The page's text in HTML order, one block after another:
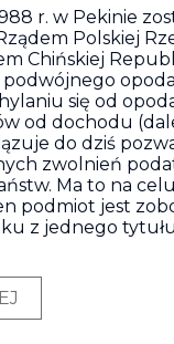
r. w Pekinie
Polskiej
Chińskiej
podwójnego
się od
od dochodu
do dziś
zwolnień
Ma to na
podmiot jest
z jednego